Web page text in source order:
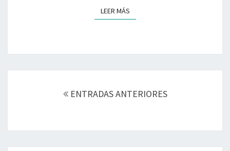
LEER MÁSLEER MÁS
ENTRADAS ANTERIORES